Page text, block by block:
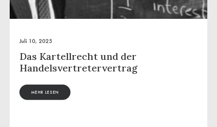
Juli 10, 2025
Das Kartellrecht und der
Handelsvertretervertrag
MEHR LESEN